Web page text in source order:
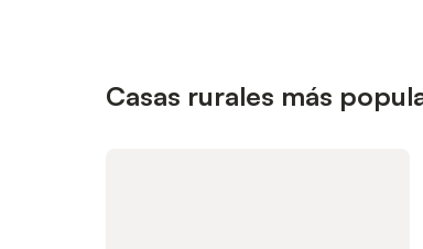
Casas rurales más